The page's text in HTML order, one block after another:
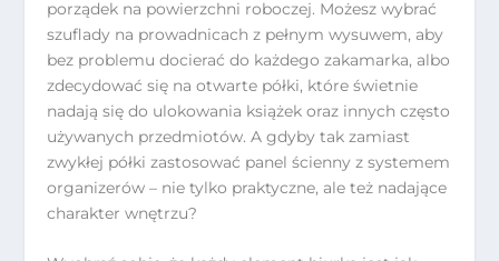
porządek na powierzchni roboczej. Możesz wybrać
szuflady na prowadnicach z pełnym wysuwem, aby
bez problemu docierać do każdego zakamarka, albo
zdecydować się na otwarte półki, które świetnie
nadają się do ulokowania książek oraz innych często
używanych przedmiotów. A gdyby tak zamiast
zwykłej półki zastosować panel ścienny z systemem
organizerów – nie tylko praktyczne, ale też nadające
charakter wnętrzu?